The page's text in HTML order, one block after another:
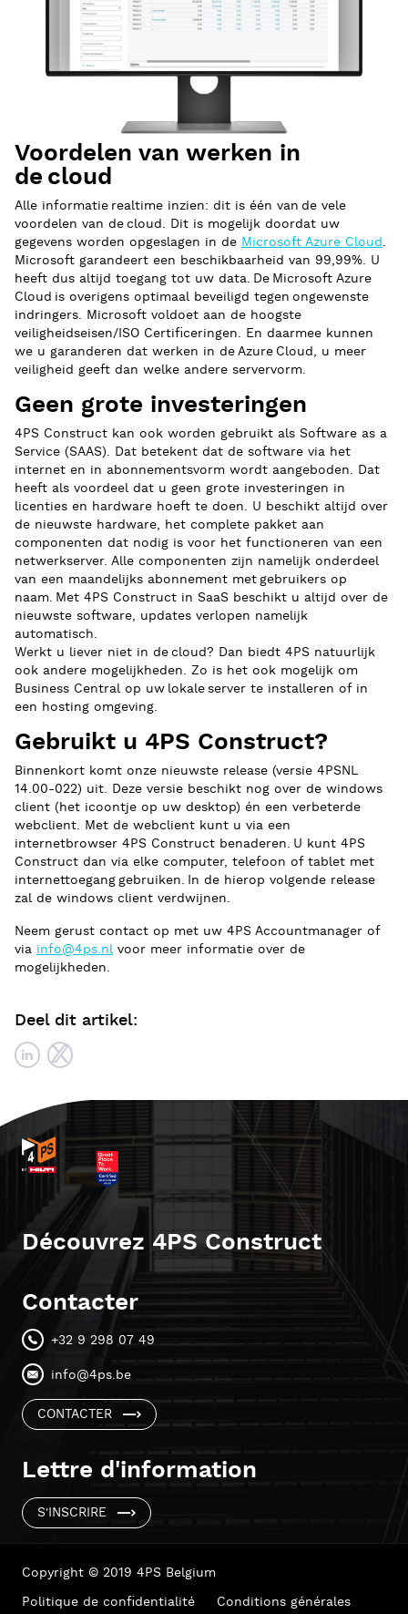
Voordelen van werken in
de cloud
Alle informatie realtime inzien: dit is één van de vele
voordelen van de cloud. Dit is mogelijk doordat uw
gegevens worden opgeslagen in de Microsoft Azure Cloud.
Microsoft garandeert een beschikbaarheid van 99,99%. U
heeft dus altijd toegang tot uw data. De Microsoft Azure
Cloud is overigens optimaal beveiligd tegen ongewenste
indringers. Microsoft voldoet aan de hoogste
veiligheidseisen/ISO Certificeringen. En daarmee kunnen
we u garanderen dat werken in de Azure Cloud, u meer
veiligheid geeft dan welke andere servervorm.
Geen grote investeringen
4PS Construct kan ook worden gebruikt als Software as a
Service (SAAS). Dat betekent dat de software via het
internet en in abonnementsvorm wordt aangeboden. Dat
heeft als voordeel dat u geen grote investeringen in
licenties en hardware hoeft te doen. U beschikt altijd over
de nieuwste hardware, het complete pakket aan
componenten dat nodig is voor het functioneren van een
netwerkserver. Alle componenten zijn namelijk onderdeel
van een maandelijks abonnement met gebruikers op
naam. Met 4PS Construct in SaaS beschikt u altijd over de
nieuwste software, updates verlopen namelijk
automatisch.
Werkt u liever niet in de cloud? Dan biedt 4PS natuurlijk
ook andere mogelijkheden. Zo is het ook mogelijk om
Business Central op uw lokale server te installeren of in
een hosting omgeving.
Gebruikt u 4PS Construct?
Binnenkort komt onze nieuwste release (versie 4PSNL
14.00-022) uit. Deze versie beschikt nog over de windows
client (het icoontje op uw desktop) én een verbeterde
webclient. Met de webclient kunt u via een
internetbrowser 4PS Construct benaderen. U kunt 4PS
Construct dan via elke computer, telefoon of tablet met
internettoegang gebruiken. In de hierop volgende release
zal de windows client verdwijnen.
Neem gerust contact op met uw 4PS Accountmanager of
via info@4ps.nl voor meer informatie over de
mogelijkheden.
Deel dit artikel:
Découvrez 4PS Construct
Contacter
+32 9 298 07 49
info@4ps.be
CONTACTER
Lettre d'information
S'INSCRIRE
Copyright © 2019 4PS Belgium
Politique de confidentialité
Conditions générales